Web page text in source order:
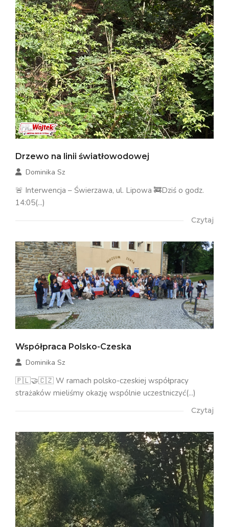
Drzewo na linii światłowodowej
Dominika Sz
🚨 Interwencja – Świerzawa, ul. Lipowa 🚒Dziś o godz.
14:05(...)
Czytaj
Współpraca Polsko-Czeska
Dominika Sz
🇵🇱🤝🇨🇿 W ramach polsko-czeskiej współpracy
strażaków mieliśmy okazję wspólnie uczestniczyć(...)
Czytaj